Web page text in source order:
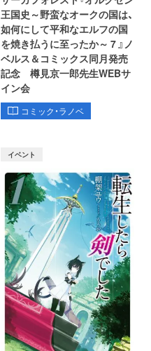
王国史～野蛮なオークの国は、
如何にして平和なエルフの国
を焼き払うに至ったか～ 7 』ノ
ベルス＆コミックス同月発売
記念 樽見京一郎先生WEBサ
イン会
コミック・ラノベ
イベント